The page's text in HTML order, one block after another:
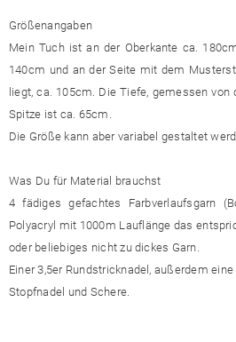
Größenangaben
Mein Tuch ist an der Oberkante ca.
140cm und an der Seite mit dem
liegt, ca. 105cm. Die Tiefe, gemessen von
Spitze ist ca. 65cm.
Die Größe kann aber variabel gestaltet
Was Du für Material brauchst
4 fädiges gefachtes Farbverlaufsgarn
Polyacryl mit 1000m Lauflänge das
oder beliebiges nicht zu dickes Garn.
Einer 3,5er Rundstricknadel, außerdem
Stopfnadel und Schere.